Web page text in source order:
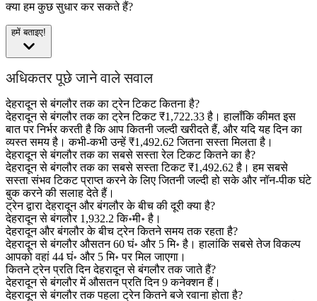
क्या हम कुछ सुधार कर सकते हैं?
हमें बताइए!
अधिकतर पूछे जाने वाले सवाल
देहरादून से बंगलौर तक का ट्रेन टिकट कितना है?
देहरादून से बंगलौर तक का ट्रेन टिकट ₹1,722.33 है। हालाँकि कीमत इस
बात पर निर्भर करती है कि आप कितनी जल्दी खरीदते हैं, और यदि यह दिन का
व्यस्त समय है। कभी-कभी उन्हें ₹1,492.62 जितना सस्ता मिलता है।
देहरादून से बंगलौर तक का सबसे सस्ता रेल टिकट कितने का है?
देहरादून से बंगलौर तक का सबसे सस्ता टिकट ₹1,492.62 है। हम सबसे
सस्ता संभव टिकट प्राप्त करने के लिए जितनी जल्दी हो सके और नॉन-पीक घंटे
बुक करने की सलाह देते हैं।
ट्रेन द्वारा देहरादून और बंगलौर के बीच की दूरी क्या है?
देहरादून से बंगलौर 1,932.2 कि॰मी॰ है।
देहरादून और बंगलौर के बीच ट्रेन कितने समय तक रहता है?
देहरादून से बंगलौर औसतन 60 घं॰ और 5 मि॰ है। हालांकि सबसे तेज विकल्प
आपको वहां 44 घं॰ और 5 मि॰ पर मिल जाएगा।
कितने ट्रेन प्रति दिन देहरादून से बंगलौर तक जाते हैं?
देहरादून से बंगलौर में औसतन प्रति दिन 9 कनेक्शन हैं।
देहरादून से बंगलौर तक पहला ट्रेन कितने बजे रवाना होता है?